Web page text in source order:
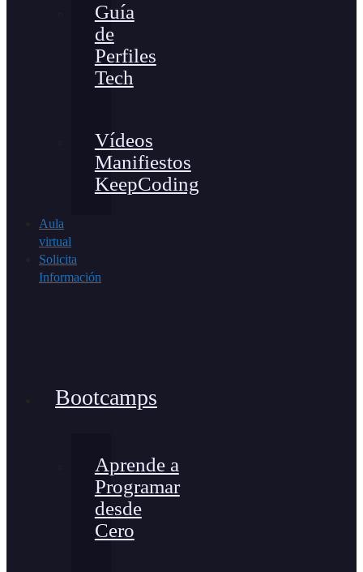
Guía
de
Perfiles
Tech
Vídeos
Manifiestos
KeepCoding
Aula
virtual
Solicita
Información
Bootcamps
Aprende a
Programar
desde
Cero